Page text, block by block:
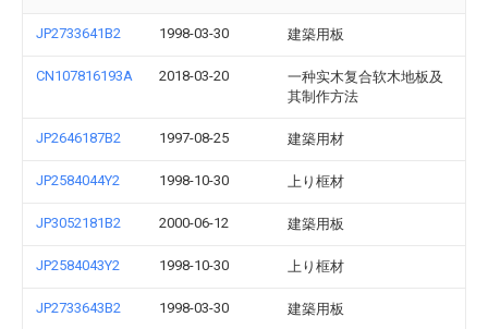
JP2733641B2 1998-03-30 建築用板
CN107816193A 2018-03-20
一种实木复合软木地板及
其制作方法
JP2646187B2 1997-08-25 建築用材
JP2584044Y2 1998-10-30 上り框材
JP3052181B2 2000-06-12 建築用板
JP2584043Y2 1998-10-30 上り框材
JP2733643B2 1998-03-30 建築用板